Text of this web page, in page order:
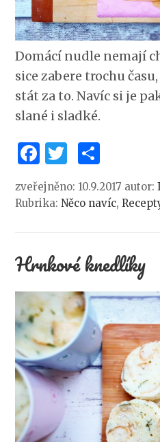
Domácí nudle nemají
sice zabere trochu
stát za to. Navíc si je
slané i sladké.
Facebook
Twitter
zveřejněno: 10.9.2017 autor:
Rubrika:Něco navíc,
Hrnkové knedlíky